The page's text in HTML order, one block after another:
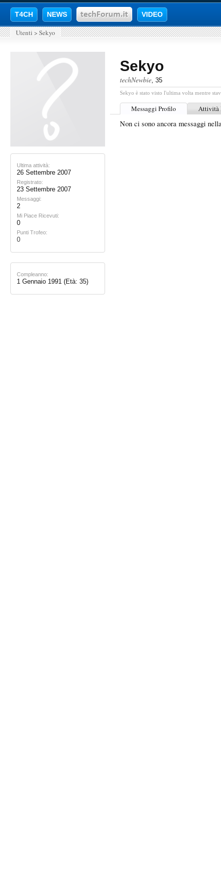
T4CH NEWS VIDEO
Utenti > Sekyo
Ultima attività:
26 Settembre 2007
Registrato:
23 Settembre 2007
Messaggi:
2
Mi Piace Ricevuti:
0
Punti Trofeo:
0
Compleanno:
1 Gennaio 1991 (Età: 35)
Sekyo
techNewbie, 35
Sekyo è stato visto l'ultima volta mentre
Messaggi Profilo Attività
Non ci sono ancora messaggi